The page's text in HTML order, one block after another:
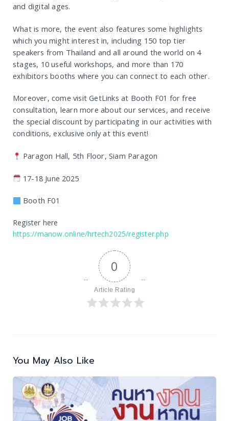
and digital ages.
What is more, the event also features some highlights
which you might interest in, including 150 top tier
speakers from Thailand and all around the world on 4
stages, 10 useful workshops, and more than 170
exhibitors booths where you can connect to each other.
Moreover, come visit GetLinks at Booth F01 for free
consultation, learn more about our services, and receive
the special discount by participating in our activities with
conditions, exclusive only at this event!
Paragon Hall, 5th Floor, Siam Paragon
17-18 June 2025
Booth F01
Register here
https://manow.online/hrtech2025/register.php
0
Article Rating
You May Also Like